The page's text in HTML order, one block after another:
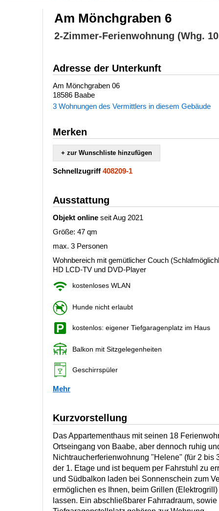
Am Mönchgraben 6
2-Zimmer-Ferienwohnung (Whg.
Adresse der Unterkunft
Am Mönchgraben 06
18586 Baabe
3 Wohnungen des Vermittlers in diesem Gebäude
Merken
+ zur Wunschliste hinzufügen
Schnellzugriff 408209-1
Ausstattung
Objekt online seit Aug 2021
Größe: 47 qm
max. 3 Personen
Wohnbereich mit gemütlicher Couch
HD LCD-TV und DVD-Player
kostenloses WLAN
Hunde nicht erlaubt
kostenlos: eigener Tiefgaragenplatz im Haus
Balkon mit Sitzgelegenheiten
Geschirrspüler
Mehr
Kurzvorstellung
Das Appartementhaus mit seinen 18
Ortseingang von Baabe, aber dennoch ruhig
Nichtraucherferienwohnung "Helene" (für 2 bis
der 1. Etage und ist bequem per Fahrstuhl zu
und Südbalkon laden bei Sonnenschein zum
ermöglichen es Ihnen, beim Grillen
lassen. Ein abschließbarer Fahrradraum,